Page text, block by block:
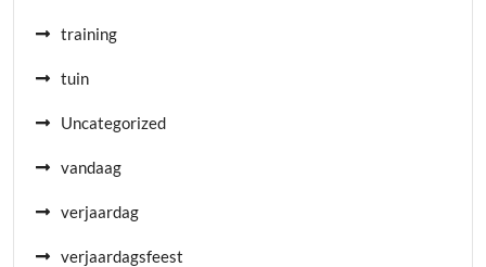
training
tuin
Uncategorized
vandaag
verjaardag
verjaardagsfeest